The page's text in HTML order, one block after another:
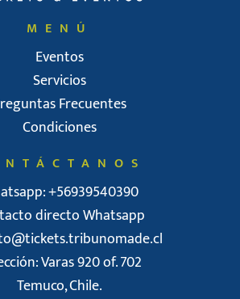
MENÚ
Eventos
Servicios
Frecuentes
Condiciones
+56939540390
directo Whatsapp
Varas 920 of. 702
Temuco, Chile.